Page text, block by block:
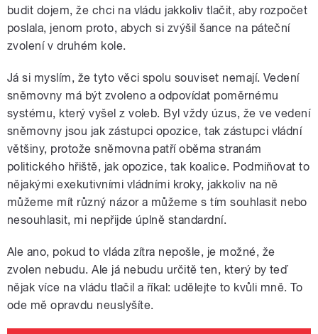
budit dojem, že chci na vládu jakkoliv tlačit, aby rozpočet
poslala, jenom proto, abych si zvýšil šance na páteční
zvolení v druhém kole.
Já si myslím, že tyto věci spolu souviset nemají. Vedení
sněmovny má být zvoleno a odpovídat poměrnému
systému, který vyšel z voleb. Byl vždy úzus, že ve vedení
sněmovny jsou jak zástupci opozice, tak zástupci vládní
většiny, protože sněmovna patří oběma stranám
politického hřiště, jak opozice, tak koalice. Podmiňovat to
nějakými exekutivními vládními kroky, jakkoliv na ně
můžeme mít různý názor a můžeme s tím souhlasit nebo
nesouhlasit, mi nepřijde úplně standardní.
Ale ano, pokud to vláda zítra nepošle, je možné, že
zvolen nebudu. Ale já nebudu určitě ten, který by teď
nějak více na vládu tlačil a říkal: udělejte to kvůli mně. To
ode mě opravdu neuslyšíte.